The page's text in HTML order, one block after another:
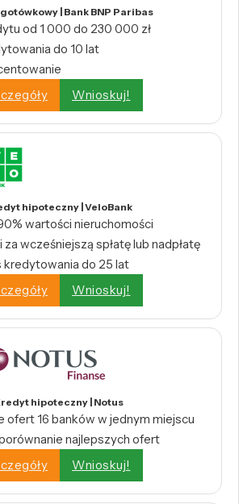
| Bank BNP Paribas
od 1 000 do 230 000 zł
do 10 lat
Wnioskuj!
hipoteczny | VeloBank
wartości nieruchomości
wcześniejszą spłatę lub nadpłatę
kredytowania do 25 lat
Wnioskuj!
hipoteczny | Notus
ofert 16 banków w jednym miejscu
najlepszych ofert
Wnioskuj!